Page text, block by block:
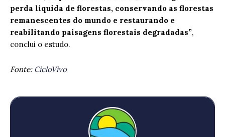
perda líquida de florestas, conservando as florestas
remanescentes do mundo e restaurando e
reabilitando paisagens florestais degradadas”,
conclui o estudo.
Fonte: CicloVivo